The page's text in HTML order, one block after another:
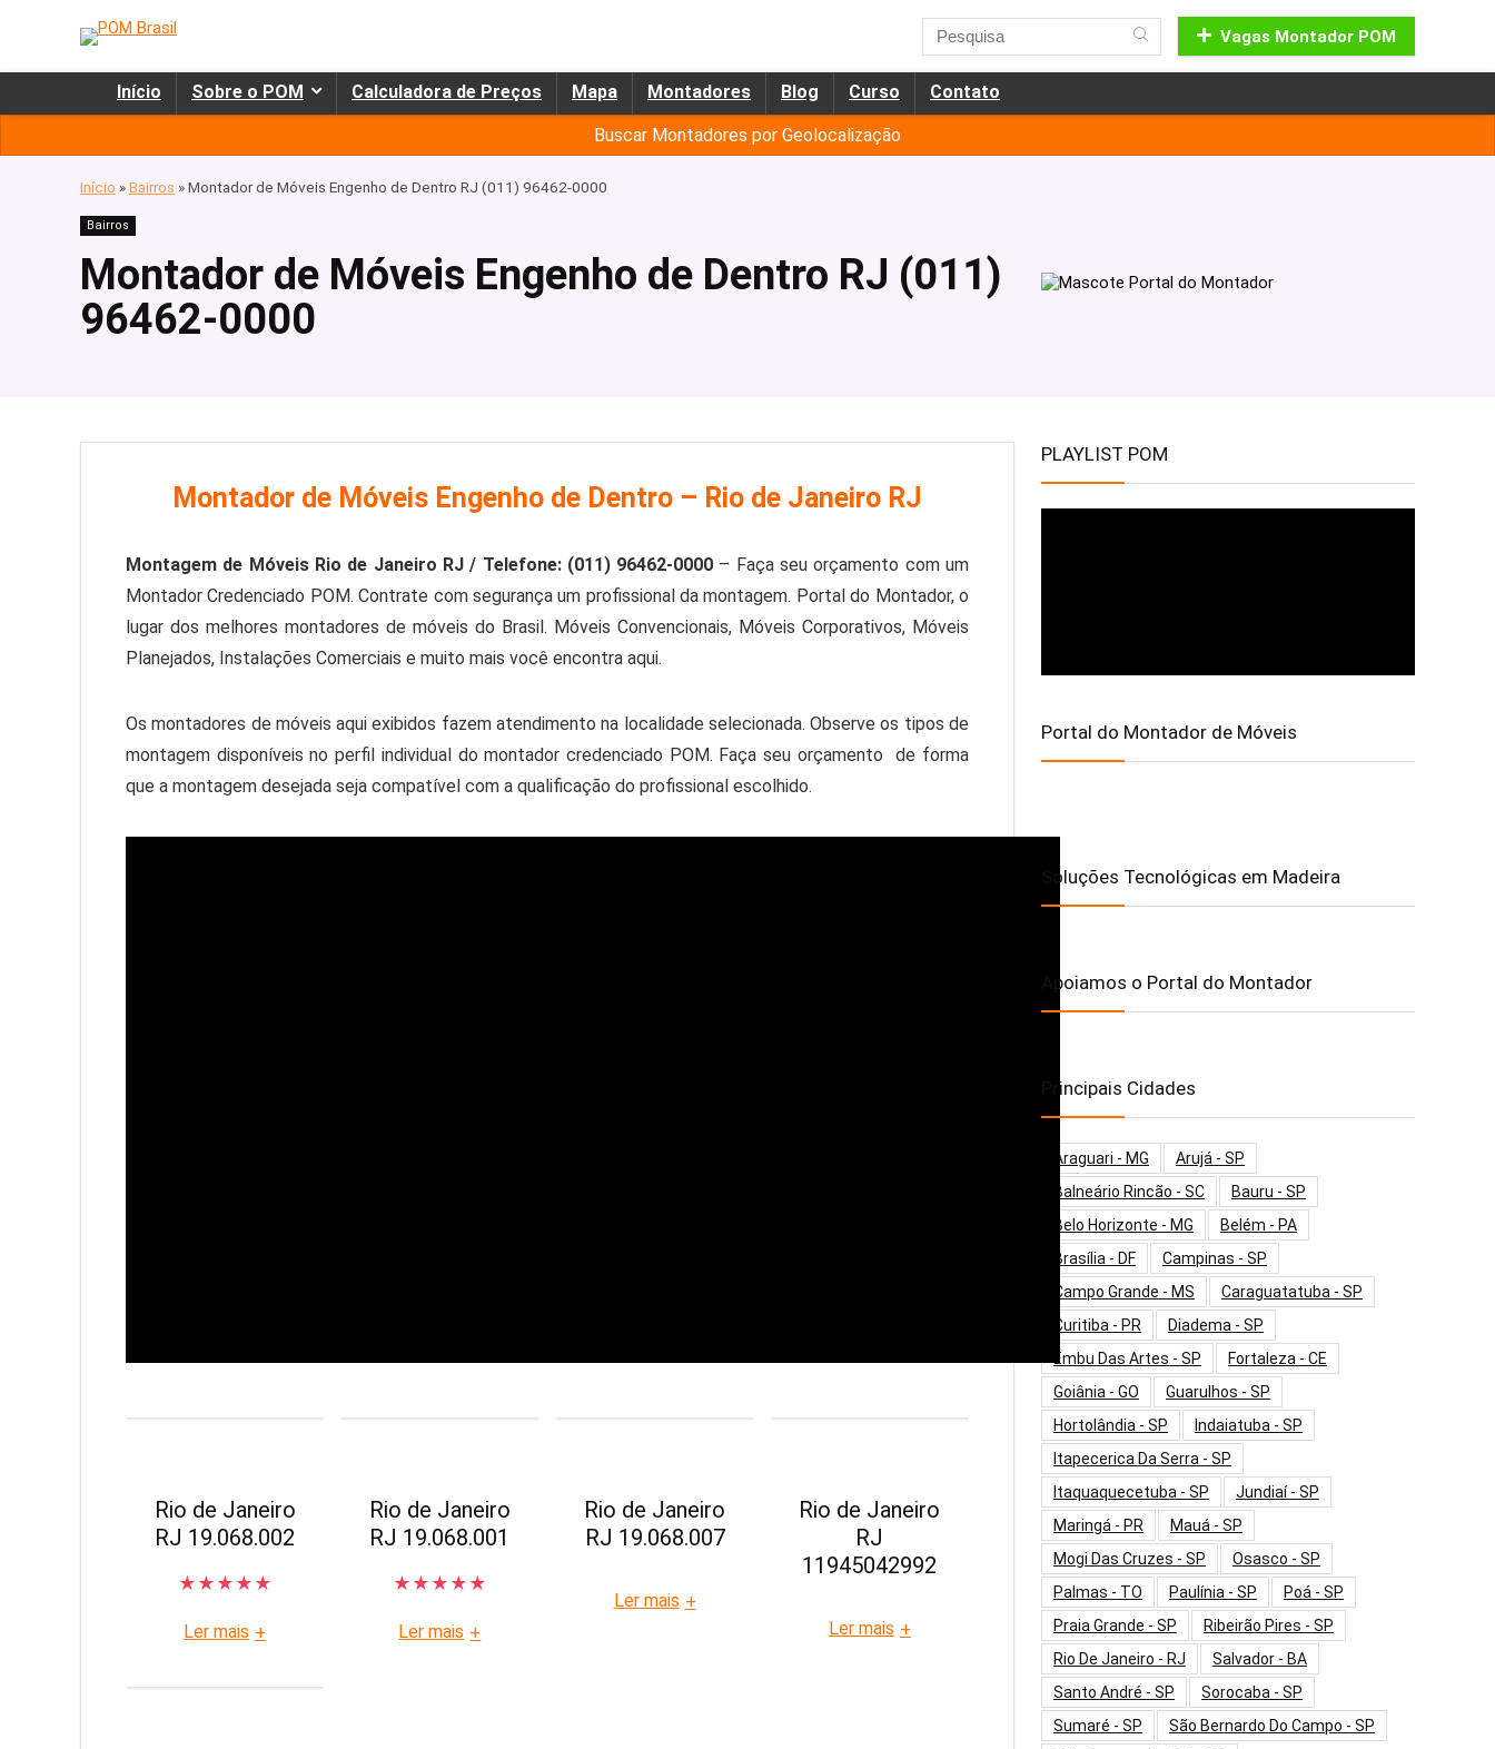
Vagas Montador POM
Início Sobre o POM Calculadora de Preços Mapa Montadores Blog Curso Contato
Buscar Montadores por Geolocalização
Início »Bairros »Montador de Móveis Engenho de Dentro RJ (011) 96462-0000
Bairros
Montador de Móveis Engenho de Dentro RJ (011)
96462-0000
Montador de Móveis Engenho de Dentro – Rio de Janeiro RJ
Montagem de Móveis Rio de Janeiro RJ / Telefone: (011) 96462-0000 – Faça seu orçamento com um
Montador Credenciado POM. Contrate com segurança um profissional da montagem. Portal do Montador, o
lugar dos melhores montadores de móveis do Brasil. Móveis Convencionais, Móveis Corporativos, Móveis
Planejados, Instalações Comerciais e muito mais você encontra aqui.
Os montadores de móveis aqui exibidos fazem atendimento na localidade selecionada. Observe os tipos de
montagem disponíveis no perfil individual do montador credenciado POM. Faça seu orçamento de forma
que a montagem desejada seja compatível com a qualificação do profissional escolhido.
Rio de Janeiro
RJ 19.068.002
★ ★ ★ ★ ★
Ler mais +
Rio de Janeiro
RJ 19.068.001
★ ★ ★ ★ ★
Ler mais +
Rio de Janeiro
RJ 19.068.007
Ler mais +
Rio de Janeiro
RJ
11945042992
Ler mais +
PLAYLIST POM
Portal do Montador de Móveis
Soluções Tecnológicas em Madeira
Apoiamos o Portal do Montador
Principais Cidades
Araguari - MG
Arujá - SP
Balneário Rincão - SC
Bauru - SP
Belo Horizonte - MG
Belém - PA
Brasília - DF
Campinas - SP
Campo Grande - MS
Caraguatatuba - SP
Curitiba - PR
Diadema - SP
Embu Das Artes - SP
Fortaleza - CE
Goiânia - GO
Guarulhos - SP
Hortolândia - SP
Indaiatuba - SP
Itapecerica Da Serra - SP
Itaquaquecetuba - SP
Jundiaí - SP
Maringá - PR
Mauá - SP
Mogi Das Cruzes - SP
Osasco - SP
Palmas - TO
Paulínia - SP
Poá - SP
Praia Grande - SP
Ribeirão Pires - SP
Rio De Janeiro - RJ
Salvador - BA
Santo André - SP
Sorocaba - SP
Sumaré - SP
São Bernardo Do Campo - SP